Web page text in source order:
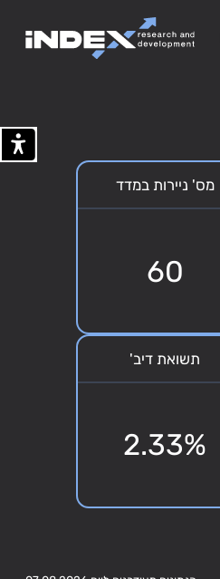
מס' ניירות במדד
60
תשואת דיב'
2.33%